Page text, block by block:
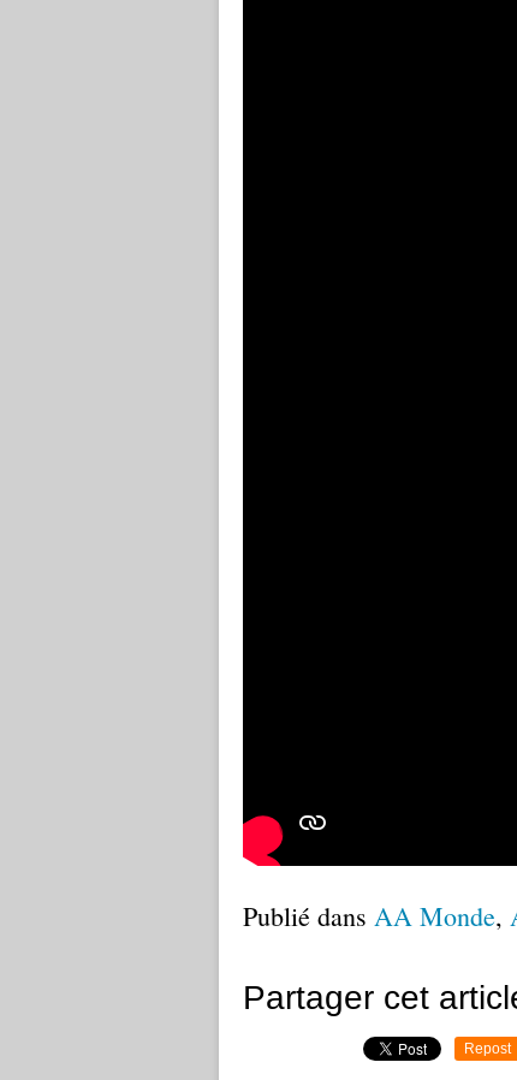
Publié dans AA Monde,
Partager cet
Repost